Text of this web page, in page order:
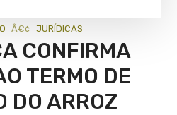
JURÍ­DICAS
CONFIRMA
TERMO DE
DO ARROZ